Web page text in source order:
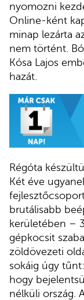
nyomozni
Online-ként
minap lezárta
nem történt.
Kósa Lajos
hazát.
Régóta
Két éve
brutálisabb
kerületében –
gépkocsit
zöldövezeti
sokáig úgy
hogy
nélküli ország.